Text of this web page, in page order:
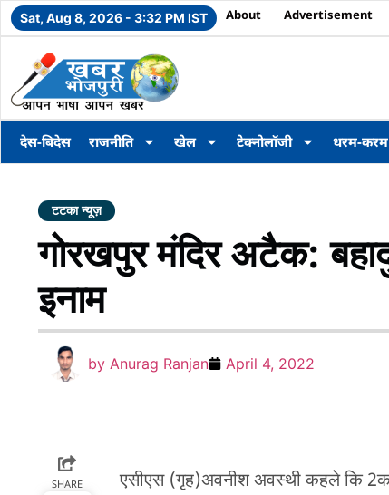
Sat, Aug 8, 2026 - 3:32 PM IST About Advertisement
देस-बिदेस राजनीति खेल टेक्नोलॉजी धरम-करम
टटका न्यूज़
गोरखपुर मंदिर अटैक:
इनाम
by Anurag Ranjan April 4, 2022
SHARE
एसीएस (गृह)अवनीश अवस्थी कहले कि